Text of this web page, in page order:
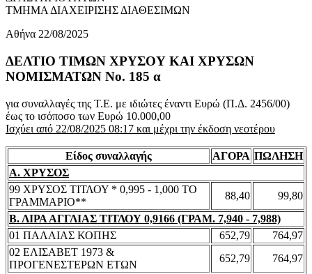
ΤΜΗΜΑ ΔΙΑΧΕΙΡΙΣΗΣ ΔΙΑΘΕΣΙΜΩΝ
Αθήνα 22/08/2025
ΔΕΛΤΙΟ ΤΙΜΩΝ ΧΡΥΣΟΥ ΚΑΙ ΧΡΥΣΩΝ
ΝΟΜΙΣΜΑΤΩΝ No. 185 α
για συναλλαγές της Τ.Ε. με ιδιώτες έναντι Ευρώ (Π.Δ. 2456/00)
έως το ισόποσο των Ευρώ 10.000,00
Ισχύει από 22/08/2025 08:17 και μέχρι την έκδοση νεοτέρου
Είδος συναλλαγής ΑΓΟΡΑ ΠΩΛΗΣΗ
Α. ΧΡΥΣΟΣ
99 ΧΡΥΣΟΣ ΤΙΤΛΟΥ * 0,995 - 1,000 ΤΟ
ΓΡΑΜΜΑΡΙΟ**
88,40
99,80
Β. ΛΙΡΑ ΑΓΓΛΙΑΣ ΤΙΤΛΟΥ 0,9166 (ΓΡΑΜ. 7,940 - 7,988)
01 ΠΑΛΑΙΑΣ ΚΟΠΗΣ
652,79
764,97
02 ΕΛΙΣΑΒΕΤ 1973 &
ΠΡΟΓΕΝΕΣΤΕΡΩΝ ΕΤΩΝ
652,79
764,97